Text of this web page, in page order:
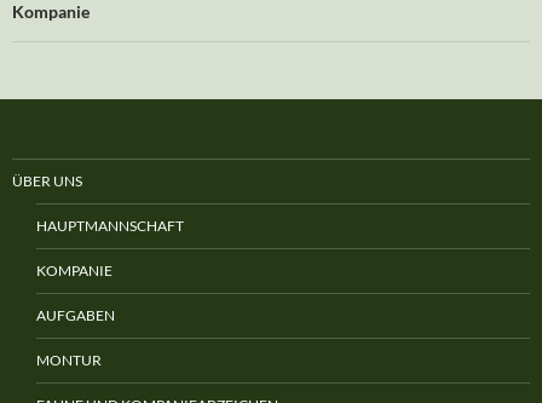
Kompanie
ÜBER UNS
HAUPTMANNSCHAFT
KOMPANIE
AUFGABEN
MONTUR